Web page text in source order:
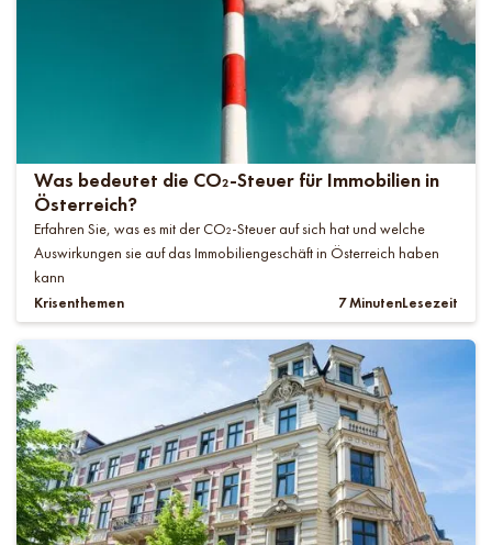
Was bedeutet die CO₂-Steuer für Immobilien in
Österreich?
Erfahren Sie, was es mit der CO₂-Steuer auf sich hat und welche
Auswirkungen sie auf das Immobiliengeschäft in Österreich haben
kann
Krisenthemen 7 MinutenLesezeit